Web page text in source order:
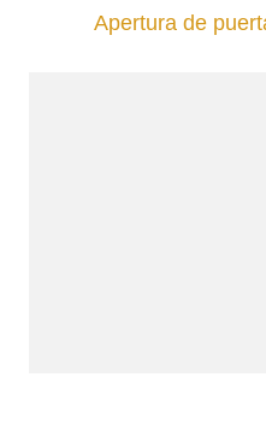
Apertura de